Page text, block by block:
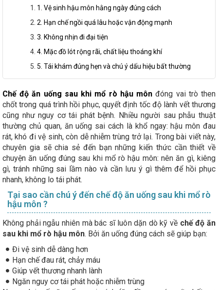
1. Vệ sinh hậu môn hằng ngày đúng cách
2. Hạn chế ngồi quá lâu hoặc vận động mạnh
3. Không nhịn đi đại tiện
4. Mặc đồ lót rộng rãi, chất liệu thoáng khí
5. Tái khám đúng hẹn và chú ý dấu hiệu bất thường
Chế độ ăn uống sau khi mổ rò hậu môn đóng vai trò then
chốt trong quá trình hồi phục, quyết định tốc độ lành vết thương
cũng như nguy cơ tái phát bệnh. Nhiều người sau phẫu thuật
thường chủ quan, ăn uống sai cách là khổ ngay: hậu môn đau
rát, khó đi vệ sinh, còn dễ nhiễm trùng trở lại. Trong bài viết này,
chuyên gia sẽ chia sẻ đến bạn những kiến thức cần thiết về
chuyện ăn uống đúng sau khi mổ rò hậu môn: nên ăn gì, kiêng
gì, tránh những sai lầm nào và cần lưu ý gì thêm để hồi phục
nhanh, không lo tái phát.
Tại sao cần chú ý đến chế độ ăn uống sau khi mổ rò
hậu môn ?
Không phải ngẫu nhiên mà bác sĩ luôn dặn dò kỹ về chế độ ăn
sau khi mổ rò hậu môn. Bởi ăn uống đúng cách sẽ giúp bạn:
Đi vệ sinh dễ dàng hơn
Hạn chế đau rát, chảy máu
Giúp vết thương nhanh lành
Ngăn nguy cơ tái phát hoặc nhiễm trùng